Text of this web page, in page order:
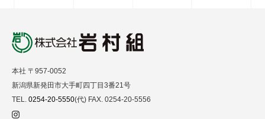
本社 〒957-0052
新潟県新発田市大手町四丁目3番21号
TEL. 0254-20-5550(代) FAX. 0254-20-5556